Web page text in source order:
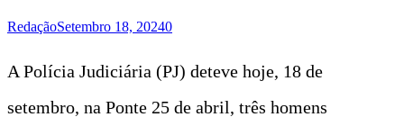
RedaçãoSetembro 18, 20240
A Polícia Judiciária (PJ) deteve hoje, 18 de
setembro, na Ponte 25 de abril, três homens